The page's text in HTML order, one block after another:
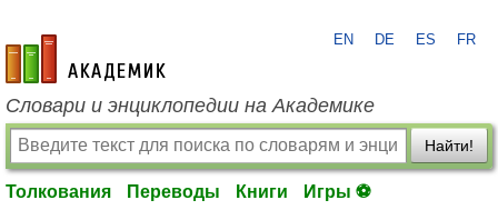
academic.ru
EN DE ES FR
Словари и энциклопедии на Академике
Найти!
Толкования Переводы Книги Игры ⚽